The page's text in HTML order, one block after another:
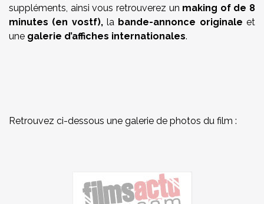
suppléments, ainsi vous retrouverez un making of de 8
minutes (en vostf),la bande-annonce originale et
une galerie d’affiches internationales.
Retrouvez ci-dessous une galerie de photos du film :